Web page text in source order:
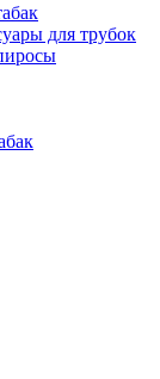
для трубок